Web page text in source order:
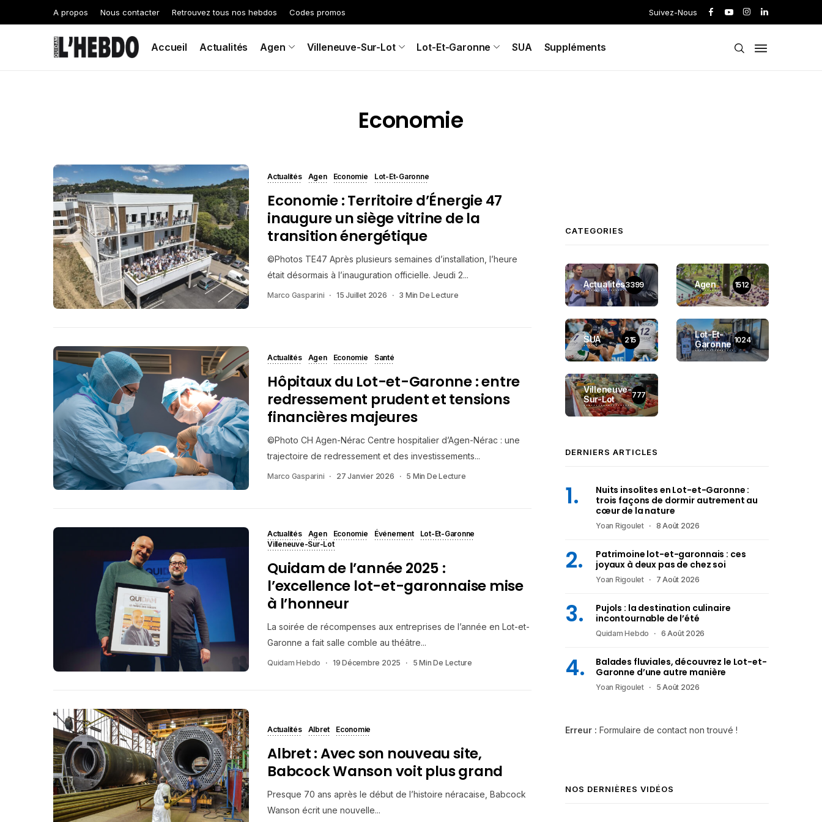
A propos Nous contacter Retrouvez tous nos hebdos Codes promos Suivez-Nous
Accueil Actualités Agen Villeneuve-Sur-Lot Lot-Et-Garonne SUA Suppléments
Economie
Actualités Agen Economie Lot-Et-Garonne
Economie : Territoire d’Énergie 47
inaugure un siège vitrine de la
transition énergétique
©Photos TE47 Après plusieurs semaines d’installation, l’heure
était désormais à l’inauguration officielle. Jeudi 2...
Marco Gasparini 15 Juillet 2026 3 Min De Lecture
Actualités Agen Economie Santé
Hôpitaux du Lot-et-Garonne : entre
redressement prudent et tensions
financières majeures
©Photo CH Agen-Nérac Centre hospitalier d’Agen-Nérac : une
trajectoire de redressement et des investissements...
Marco Gasparini 27 Janvier 2026 5 Min De Lecture
Actualités Agen Economie Événement
Lot-Et-Garonne
Villeneuve-Sur-Lot
Quidam de l’année 2025 :
l’excellence lot-et-garonnaise mise
à l’honneur
La soirée de récompenses aux entreprises de l’année en Lot-et-
Garonne a fait salle comble au théâtre...
Quidam Hebdo 19 Décembre 2025 5 Min De Lecture
Actualités Albret Economie
Albret : Avec son nouveau site,
Babcock Wanson voit plus grand
Presque 70 ans après le début de l’histoire néracaise, Babcock
Wanson écrit une nouvelle...
CATEGORIES
Actualités3399 Agen 1512
SUA 215
Lot-Et-
Garonne 1024
Villeneuve-
Sur-Lot
777
DERNIERS ARTICLES
Nuits insolites en Lot-et-Garonne :
trois façons de dormir autrement au
cœur de la nature
Yoan Rigoulet 8 Août 2026
Patrimoine lot-et-garonnais : ces
joyaux à deux pas de chez soi
Yoan Rigoulet 7 Août 2026
Pujols : la destination culinaire
incontournable de l’été
Quidam Hebdo 6 Août 2026
Balades fluviales, découvrez le Lot-et-
Garonne d’une autre manière
Yoan Rigoulet 5 Août 2026
Erreur : Formulaire de contact non trouvé !
NOS DERNIÈRES VIDÉOS